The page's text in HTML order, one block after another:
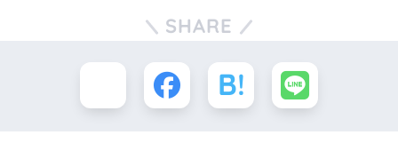
SHARE